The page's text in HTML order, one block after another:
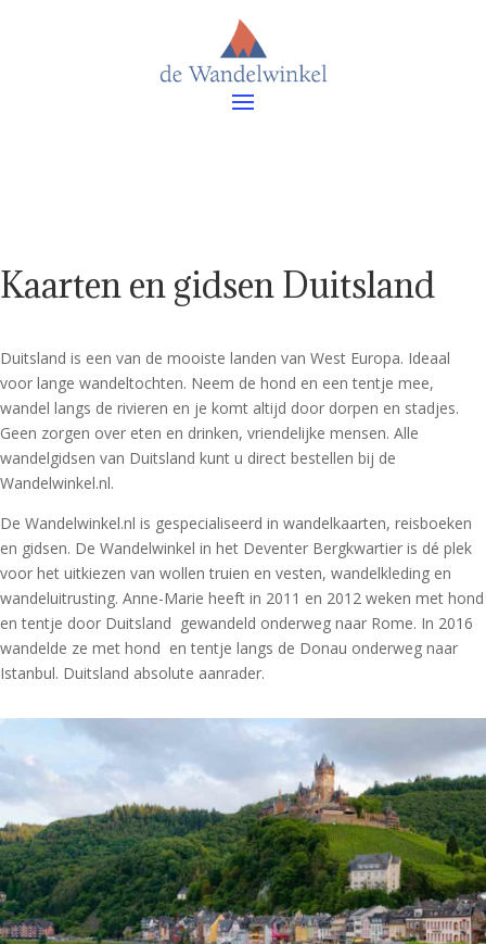
Kaarten en gidsen Duitsland
Duitsland is een van de mooiste landen van West Europa. Ideaal
voor lange wandeltochten. Neem de hond en een tentje mee,
wandel langs de rivieren en je komt altijd door dorpen en stadjes.
Geen zorgen over eten en drinken, vriendelijke mensen. Alle
wandelgidsen van Duitsland kunt u direct bestellen bij de
Wandelwinkel.nl.
De Wandelwinkel.nl is gespecialiseerd in wandelkaarten, reisboeken
en gidsen. De Wandelwinkel in het Deventer Bergkwartier is dé plek
voor het uitkiezen van wollen truien en vesten, wandelkleding en
wandeluitrusting. Anne-Marie heeft in 2011 en 2012 weken met hond
en tentje door Duitsland gewandeld onderweg naar Rome. In 2016
wandelde ze met hond en tentje langs de Donau onderweg naar
Istanbul. Duitsland absolute aanrader.